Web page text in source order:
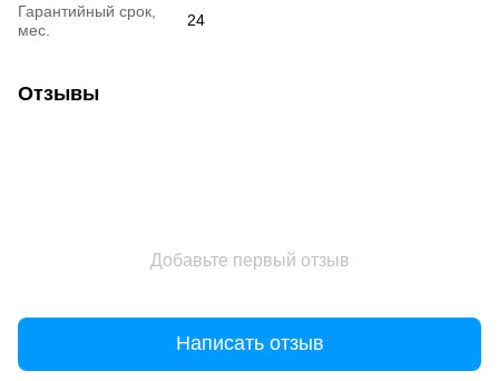
Гарантийный срок,
мес.
24
Отзывы
Добавьте первый отзыв
Написать отзыв